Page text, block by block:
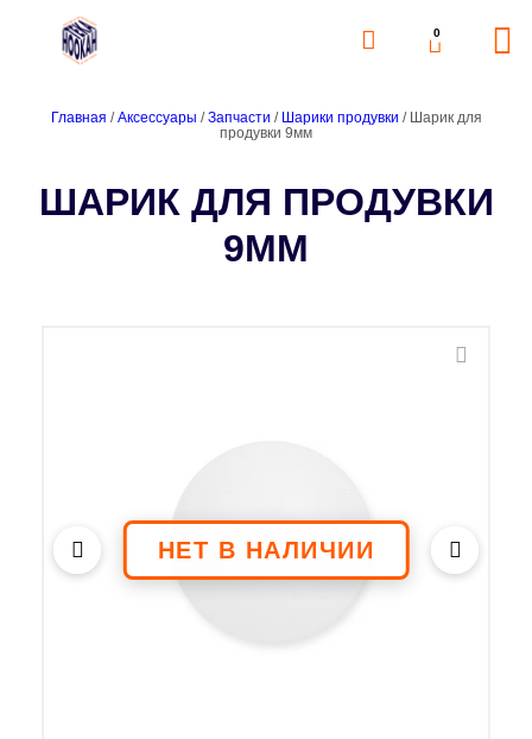
0
Главная /Аксессуары /Запчасти / Шарики продувки / Шарик для
продувки 9мм
ШАРИК ДЛЯ ПРОДУВКИ
9ММ